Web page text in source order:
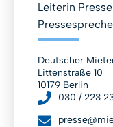
Leiterin
Deutscher
Littenstraße 10
10179 Berlin
030 / 223